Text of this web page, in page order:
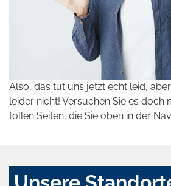
Also, das tut uns jetzt echt leid,
leider nicht! Versuchen Sie es doch
tollen Seiten, die Sie oben in der